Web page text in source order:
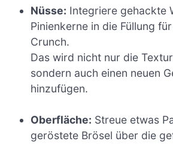
Nüsse: Integriere gehackte
Pinienkerne in die Füllung
Crunch.
Das wird nicht nur die
sondern auch einen neuen
hinzufügen.
Oberfläche: Streue etwas
geröstete Brösel über die